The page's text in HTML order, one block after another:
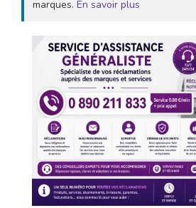
marques. En savoir plus